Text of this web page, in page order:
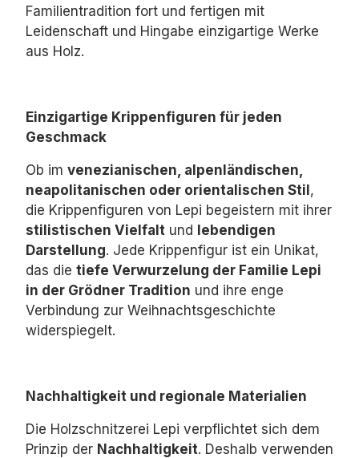
Familientradition fort und fertigen mit
Leidenschaft und Hingabe einzigartige Werke
aus Holz.
Einzigartige Krippenfiguren für jeden
Geschmack
Ob im venezianischen, alpenländischen,
neapolitanischen oder orientalischen Stil,
die Krippenfiguren von Lepi begeistern mit ihrer
stilistischen Vielfalt und lebendigen
Darstellung. Jede Krippenfigur ist ein Unikat,
das die tiefe Verwurzelung der Familie Lepi
in der Grödner Tradition und ihre enge
Verbindung zur Weihnachtsgeschichte
widerspiegelt.
Nachhaltigkeit und regionale Materialien
Die Holzschnitzerei Lepi verpflichtet sich dem
Prinzip der Nachhaltigkeit. Deshalb verwenden